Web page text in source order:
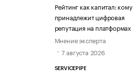
Рейтинг как капитал: кому
принадлежит цифровая
репутация на платформах
Мнение эксперта
7 августа 2026
SERVICEPIPE